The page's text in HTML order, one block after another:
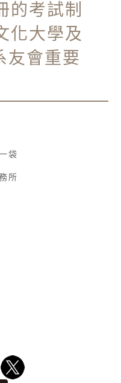
考試制
化大學及
友會重要
袋
所